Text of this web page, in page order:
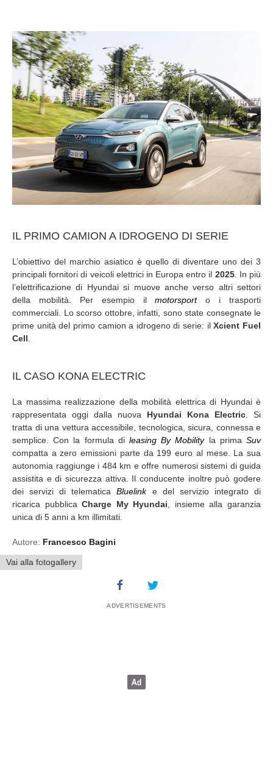
IL PRIMO CAMION A IDROGENO DI SERIE
L’obiettivo del marchio asiatico è quello di diventare uno dei 3
principali fornitori di veicoli elettrici in Europa entro il 2025. In più
l’elettrificazione di Hyundai si muove anche verso altri settori
della mobilità. Per esempio ilmotorsporto i trasporti
commerciali. Lo scorso ottobre, infatti, sono state consegnate le
prime unità del primo camion a idrogeno di serie: ilXcient Fuel
Cell
IL CASO KONA ELECTRIC
La massima realizzazione della mobilità elettrica di Hyundai è
rappresentata oggi dalla nuova Hyundai Kona Electric . Si
tratta di una vettura accessibile, tecnologica, sicura, connessa e
semplice. Con la formula di leasing By Mobilityla primaSuv
compatta a zero emissioni parte da 199 euro al mese. La sua
autonomia raggiunge i 484 km e offre numerosi sistemi di guida
assistita e di sicurezza attiva. Il conducente inoltre può godere
dei servizi di telematicaBluelinke del servizio integrato di
ricarica pubblicaCharge My Hyundai , insieme alla garanzia
unica di 5 anni a km illimitati.
Autore: Francesco Bagini
Vai alla fotogallery